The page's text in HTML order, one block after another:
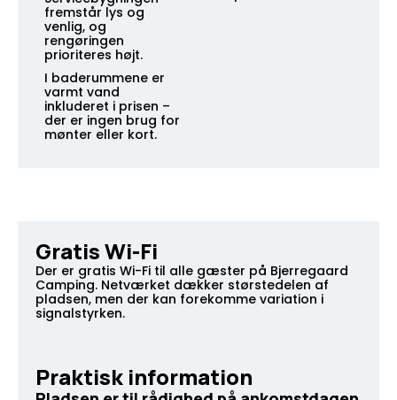
fremstår lys og
venlig, og
rengøringen
prioriteres højt.
I baderummene er
varmt vand
inkluderet i prisen –
der er ingen brug for
mønter eller kort.
Gratis Wi-Fi
Der er gratis Wi-Fi til alle gæster på Bjerregaard
Camping. Netværket dækker størstedelen af
pladsen, men der kan forekomme variation i
signalstyrken.
Praktisk information